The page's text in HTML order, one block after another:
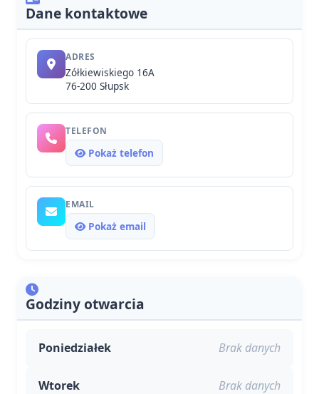
Dane kontaktowe
ADRES
Zółkiewiskiego 16A
76-200 Słupsk
TELEFON
Pokaż telefon
EMAIL
Pokaż email
Godziny otwarcia
Poniedziałek Brak danych
Wtorek Brak danych